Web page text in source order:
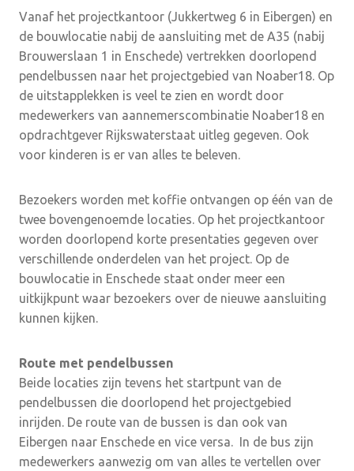
Vanaf het projectkantoor (Jukkertweg 6 in Eibergen) en
de bouwlocatie nabij de aansluiting met de A35 (nabij
Brouwerslaan 1 in Enschede) vertrekken doorlopend
pendelbussen naar het projectgebied van Noaber18. Op
de uitstapplekken is veel te zien en wordt door
medewerkers van aannemerscombinatie Noaber18 en
opdrachtgever Rijkswaterstaat uitleg gegeven. Ook
voor kinderen is er van alles te beleven.
Bezoekers worden met koffie ontvangen op één van de
twee bovengenoemde locaties. Op het projectkantoor
worden doorlopend korte presentaties gegeven over
verschillende onderdelen van het project. Op de
bouwlocatie in Enschede staat onder meer een
uitkijkpunt waar bezoekers over de nieuwe aansluiting
kunnen kijken.
Route met pendelbussen
Beide locaties zijn tevens het startpunt van de
pendelbussen die doorlopend het projectgebied
inrijden. De route van de bussen is dan ook van
Eibergen naar Enschede en vice versa. In de bus zijn
medewerkers aanwezig om van alles te vertellen over